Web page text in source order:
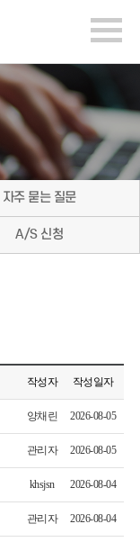
자주 묻는 질문
A/S 신청
작성자 작성일자
양채린 2026-08-05
관리자 2026-08-05
khsjsn 2026-08-04
관리자 2026-08-04